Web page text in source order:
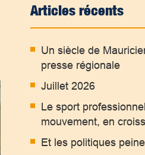
Articles récents
Un siècle de
presse régionale
Juillet 2026
Le sport
mouvement, en
Et les politiques